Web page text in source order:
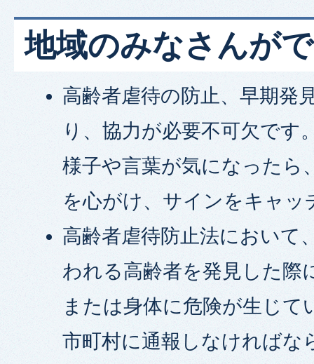
地域のみなさんが
高齢者虐待の防止、早期発
り、協力が必要不可欠です
様子や言葉が気になったら
を心がけ、サインをキャッ
高齢者虐待防止法において
われる高齢者を発見した際
または身体に危険が生じて
市町村に通報しなければな